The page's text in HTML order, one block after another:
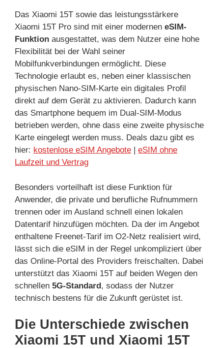
Das Xiaomi 15T sowie das leistungsstärkere
Xiaomi 15T Pro sind mit einer modernen eSIM-
Funktion ausgestattet, was dem Nutzer eine hohe
Flexibilität bei der Wahl seiner
Mobilfunkverbindungen ermöglicht. Diese
Technologie erlaubt es, neben einer klassischen
physischen Nano-SIM-Karte ein digitales Profil
direkt auf dem Gerät zu aktivieren. Dadurch kann
das Smartphone bequem im Dual-SIM-Modus
betrieben werden, ohne dass eine zweite physische
Karte eingelegt werden muss. Deals dazu gibt es
hier: kostenlose eSIM Angebote | eSIM ohne
Laufzeit und Vertrag
Besonders vorteilhaft ist diese Funktion für
Anwender, die private und berufliche Rufnummern
trennen oder im Ausland schnell einen lokalen
Datentarif hinzufügen möchten. Da der im Angebot
enthaltene Freenet-Tarif im O2-Netz realisiert wird,
lässt sich die eSIM in der Regel unkompliziert über
das Online-Portal des Providers freischalten. Dabei
unterstützt das Xiaomi 15T auf beiden Wegen den
schnellen 5G-Standard, sodass der Nutzer
technisch bestens für die Zukunft gerüstet ist.
Die Unterschiede zwischen
Xiaomi 15T und Xiaomi 15T